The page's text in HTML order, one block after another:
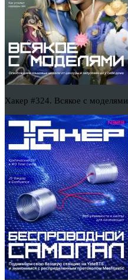
Хакер #324. Всякое с моделями